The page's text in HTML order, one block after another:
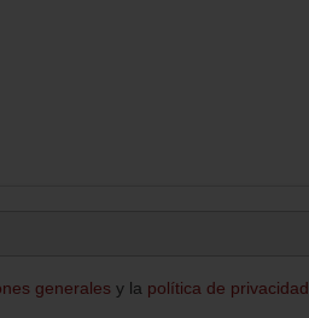
generales y la política de privacidad